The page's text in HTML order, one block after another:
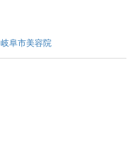
岐阜市美容院